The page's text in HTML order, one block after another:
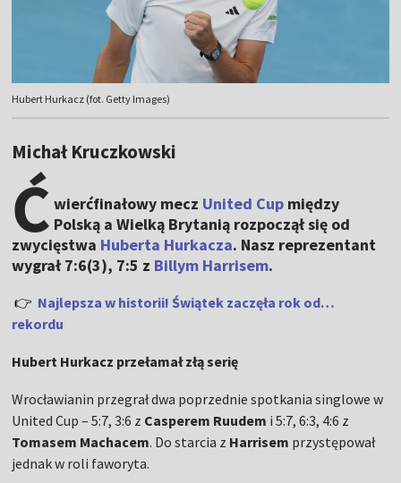
Hubert Hurkacz (fot. Getty Images)
Michał Kruczkowski
Ć wierćfinałowy mecz United Cup między
Polską a Wielką Brytanią rozpoczął się od
zwycięstwa Huberta Hurkacza. Nasz reprezentant
wygrał 7:6(3), 7:5 z Billym Harrisem.
👉 Najlepsza w historii! Świątek zaczęła rok od…
rekordu
Hubert Hurkacz przełamał złą serię
Wrocławianin przegrał dwa poprzednie spotkania singlowe w
United Cup – 5:7, 3:6 z Casperem Ruudem i 5:7, 6:3, 4:6 z
Tomasem Machacem. Do starcia z Harrisem przystępował
jednak w roli faworyta.